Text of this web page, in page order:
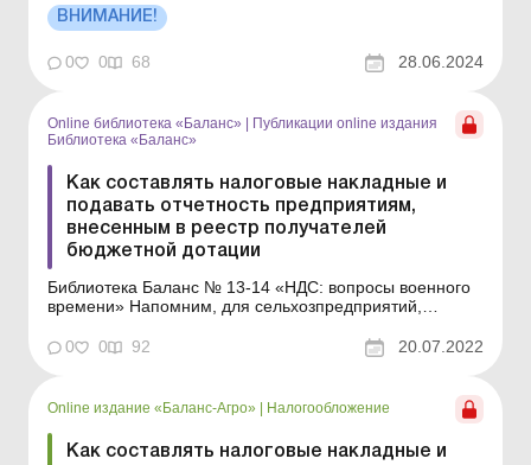
объявлялось на 27 июня). Прием заявок будет
проходить через Государственный аграрный реестр.
Специальная бюджетная субсидия будет
предоставлять...
ВНИМАНИЕ!
0 0 68 28.06.2024
Online библиотека «Баланс»
Публикации online издания
Библиотека «Баланс»
Как составлять налоговые накладные и
подавать отчетность предприятиям,
внесенным в реестр получателей
бюджетной дотации
Библиотека Баланс № 13-14 «НДС: вопросы военного
времени» Напомним, для сельхозпредприятий,
(далее – Реестр), были установлены особые правила
составления налоговых накладных (далее – НН), а
0 0 92 20.07.2022
Online издание «Баланс-Агро» Налогообложение
Как составлять налоговые накладные и